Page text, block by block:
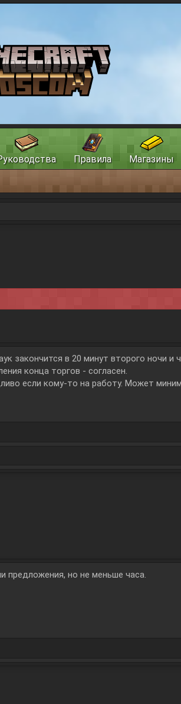
закончится в 20 минут второго ночи
конца торгов - согласен.
если кому-то на работу. Может
предложения, но не меньше часа.
Правила Магазины